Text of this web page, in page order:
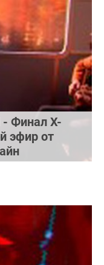
- Финал Х-
эфир от